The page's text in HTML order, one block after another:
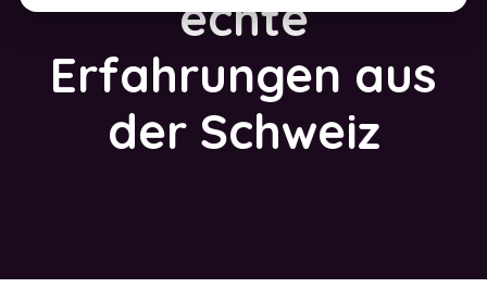
echte
Erfahrungen aus
der Schweiz